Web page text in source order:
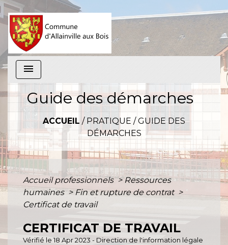
menu
Guide des démarches
ACCUEIL / PRATIQUE /GUIDE DES
DÉMARCHES
Accueil professionnels> Ressources
humaines > Fin et rupture de contrat >
Certificat de travail
CERTIFICAT DE TRAVAIL
Vérifié le 18 Apr 2023 - Direction de l'information légale